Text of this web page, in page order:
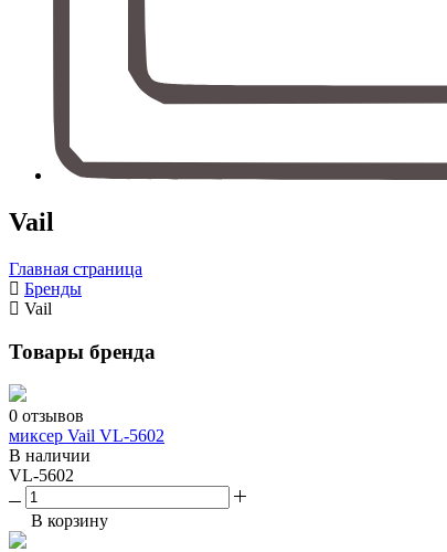
Vail
Главная страница
Бренды
Vail
Товары бренда
0 отзывов
миксер Vail VL-5602
В наличии
VL-5602
В корзину